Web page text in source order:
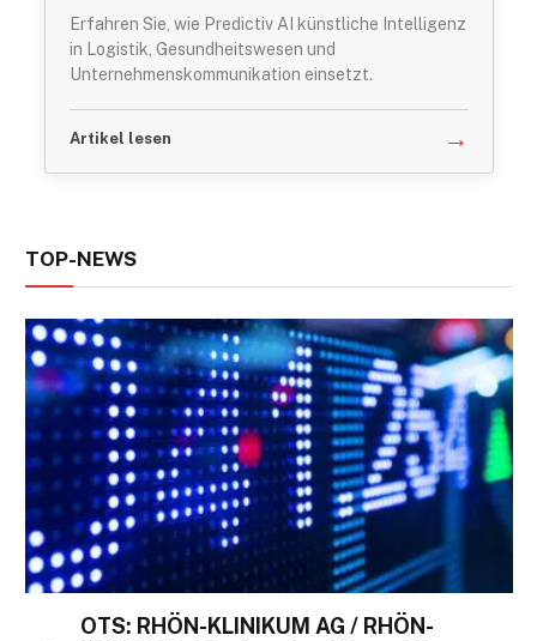
Erfahren Sie, wie Predictiv AI künstliche Intelligenz
in Logistik, Gesundheitswesen und
Unternehmenskommunikation einsetzt.
Artikel lesen →
TOP-NEWS
OTS: RHÖN-KLINIKUM AG / RHÖN-